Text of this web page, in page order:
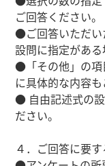
ご回答ください。
●ご回答いただ
設問に指定がある
●「その他」の項
に具体的な内容も
● 自由記述式の
ださい。
４．ご回答に要